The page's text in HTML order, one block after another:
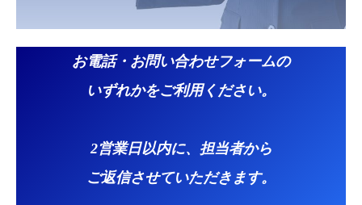
お電話・お問い合わせフォームの
いずれかをご利用ください。​
2営業日以内に、担当者から
ご返信させていただきます。